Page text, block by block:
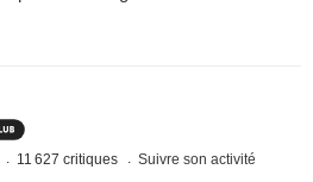
11 627 critiques Suivre son activité